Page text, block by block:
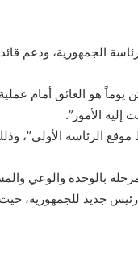
الجمهورية، ودعم
هو العائق أمام عملية
الأمور”.
الرئاسة الأولى”،
بالوحدة والوعي
جديد للجمهورية، حيث